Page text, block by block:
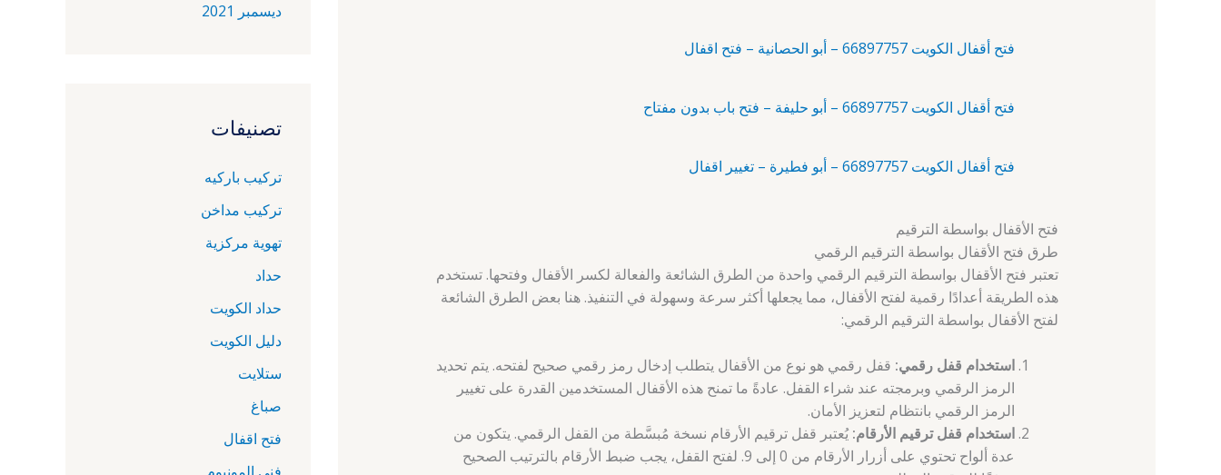
فتح أقفال الكويت 66897757 – أبو الحصانية – فتح اقفال
فتح أقفال الكويت 66897757 – أبو حليفة – فتح باب بدون مفتاح
فتح أقفال الكويت 66897757 – أبو فطيرة – تغيير اقفال
فتح الأقفال بواسطة الترقيم
طرق فتح الأقفال بواسطة الترقيم الرقمي
تعتبر فتح الأقفال بواسطة الترقيم الرقمي واحدة من الطرق الشائعة والفعالة لكسر الأقفال وفتحها. تستخدم
هذه الطريقة أعدادًا رقمية لفتح الأقفال، مما يجعلها أكثر سرعة وسهولة في التنفيذ. هنا بعض الطرق الشائعة
لفتح الأقفال بواسطة الترقيم الرقمي:
استخدام قفل رقمي: قفل رقمي هو نوع من الأقفال يتطلب إدخال رمز رقمي صحيح لفتحه. يتم تحديد
الرمز الرقمي وبرمجته عند شراء القفل. عادةً ما تمنح هذه الأقفال المستخدمين القدرة على تغيير
الرمز الرقمي بانتظام لتعزيز الأمان.
استخدام قفل ترقيم الأرقام:يُعتبر قفل ترقيم الأرقام نسخة مُبسَّطة من القفل الرقمي. يتكون من
عدة ألواح تحتوي على أزرار الأرقام من 0 إلى 9. لفتح القفل، يجب ضبط الأرقام بالترتيب الصحيح
ديسمبر 2021
تصنيفات
تركيب باركيه
تركيب مداخن
تهوية مركزية
حداد
حداد الكويت
دليل الكويت
ستلايت
صباغ
فتح اقفال